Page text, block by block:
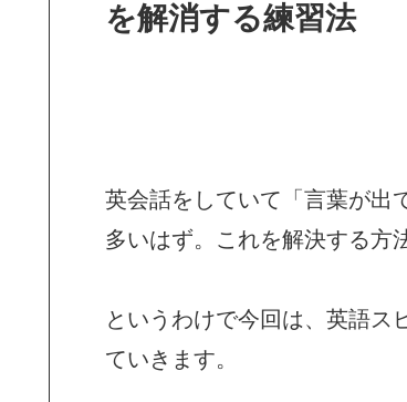
を解消する練習法
英会話をしていて「言葉が出
多いはず。これを解決する方
というわけで今回は、英語ス
ていきます。